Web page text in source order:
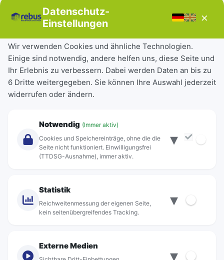
Störungen
Tickets & Tarife
Deutschlandticket
Schülerkarte
Einzeltickets
Abonnements
Über Rebus
Standorte
Datenschutz-
Einstellungen
×
Wir verwenden Cookies und ähnliche Technologien.
Einige sind notwendig, andere helfen uns, diese Seite und
Ihr Erlebnis zu verbessern. Dabei werden Daten an bis zu
6 Dritte weitergegeben. Sie können Ihre Auswahl jederzeit
widerrufen oder ändern.
Notwendig (Immer aktiv)
Cookies und Speichereinträge, ohne die die
Seite nicht funktioniert. Einwilligungsfrei
(TTDSG-Ausnahme), immer aktiv.
▾
Statistik
Reichweitenmessung der eigenen Seite,
kein seitenübergreifendes Tracking.
▾
Externe Medien
▾